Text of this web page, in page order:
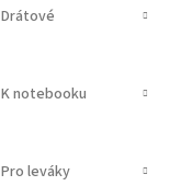
Drátové
K notebooku
Pro leváky